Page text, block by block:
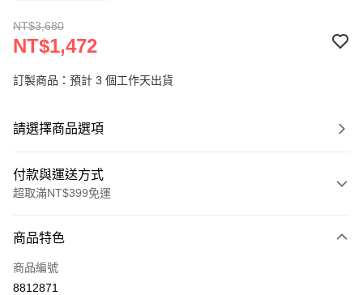
NT$3,680
NT$1,472
訂製商品：預計 3 個工作天出貨
請選擇商品選項
付款與運送方式
超取滿NT$399免運
信用卡一次付款
信用卡分期付款
商品特色
商品編號
8812871